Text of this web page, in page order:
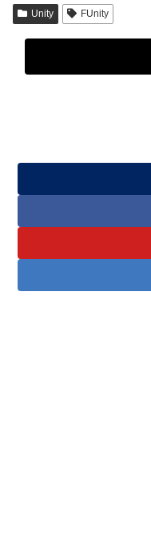
Unity FUnity